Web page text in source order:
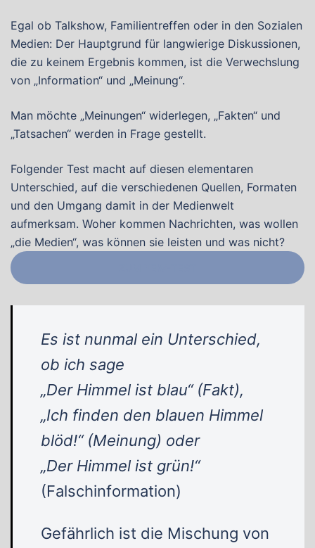
Egal ob Talkshow, Familientreffen oder in den Sozialen
Medien: Der Hauptgrund für langwierige Diskussionen,
die zu keinem Ergebnis kommen, ist die Verwechslung
von „Information“ und „Meinung“.
Man möchte „Meinungen“ widerlegen, „Fakten“ und
„Tatsachen“ werden in Frage gestellt.
Folgender Test macht auf diesen elementaren
Unterschied, auf die verschiedenen Quellen, Formaten
und den Umgang damit in der Medienwelt
aufmerksam. Woher kommen Nachrichten, was wollen
„die Medien“, was können sie leisten und was nicht?
Es ist nunmal ein Unterschied,
ob ich sage
„Der Himmel ist blau“ (Fakt),
„Ich finden den blauen Himmel
blöd!“ (Meinung) oder
„Der Himmel ist grün!“
(Falschinformation)
Gefährlich ist die Mischung von